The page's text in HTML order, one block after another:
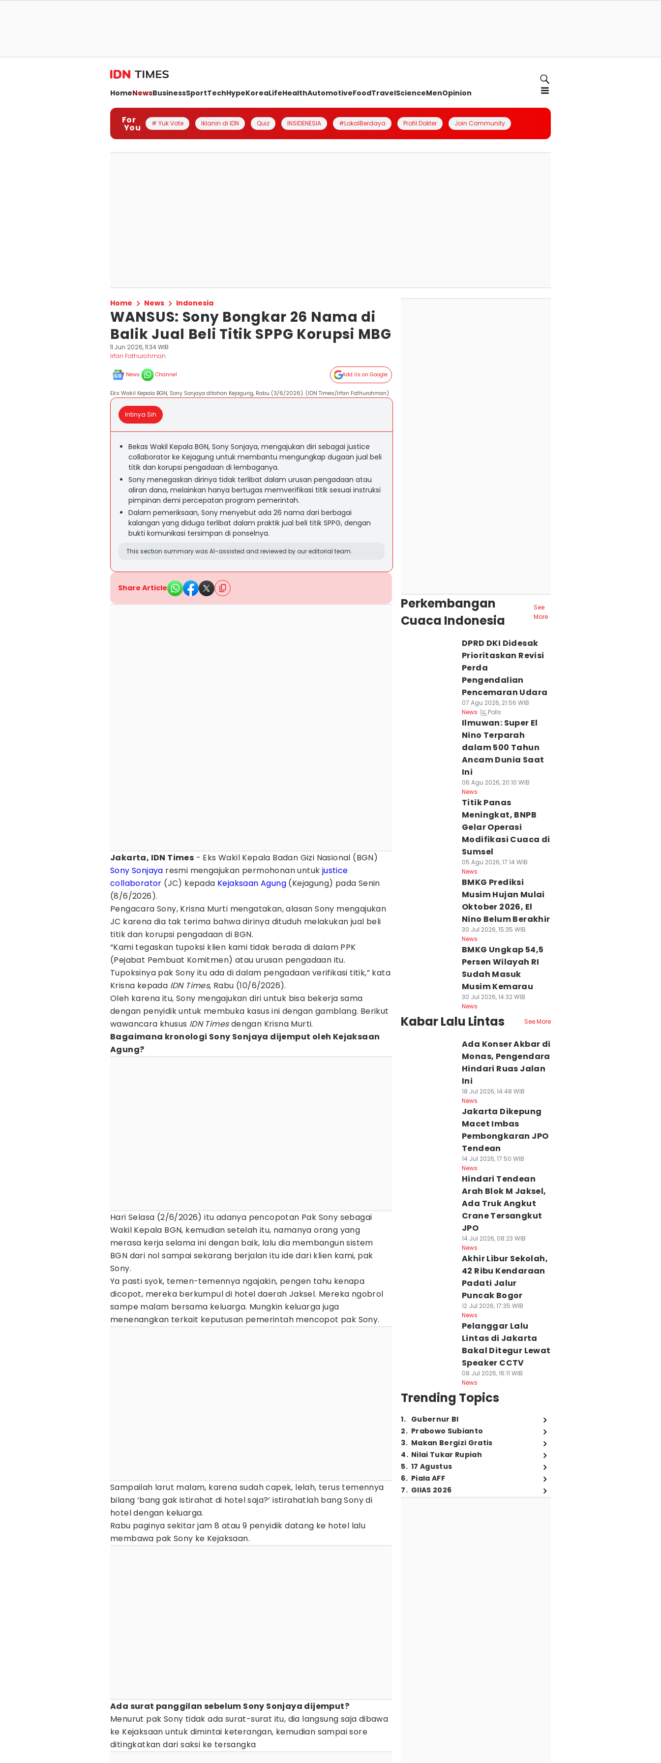
HomeNewsBusinessSportTechHypeKoreaLifeHealthAutomotiveFoodTravelScienceMenOpinion
For
You # Yuk Vote Iklanin di IDN Quiz INSIDENESIA #LokalBerdaya Profil Dokter Join Community
Home News Indonesia
WANSUS: Sony Bongkar 26 Nama di
Balik Jual Beli Titik SPPG Korupsi MBG
11 Jun 2026, 11:34 WIB
Irfan Fathurohman
News Channel Add Us on Google
Eks Wakil Kepala BGN, Sony Sonjaya ditahan Kejagung, Rabu (3/6/2026). (IDN Times/Irfan Fathurohman)
Intinya Sih
Bekas Wakil Kepala BGN, Sony Sonjaya, mengajukan diri sebagai justice
collaborator ke Kejagung untuk membantu mengungkap dugaan jual beli
titik dan korupsi pengadaan di lembaganya.
Sony menegaskan dirinya tidak terlibat dalam urusan pengadaan atau
aliran dana, melainkan hanya bertugas memverifikasi titik sesuai instruksi
pimpinan demi percepatan program pemerintah.
Dalam pemeriksaan, Sony menyebut ada 26 nama dari berbagai
kalangan yang diduga terlibat dalam praktik jual beli titik SPPG, dengan
bukti komunikasi tersimpan di ponselnya.
This section summary was AI-assisted and reviewed by our editorial team.
Share Article
Jakarta, IDN Times - Eks Wakil Kepala Badan Gizi Nasional (BGN)
Sony Sonjaya resmi mengajukan permohonan untuk justice
collaborator (JC) kepada Kejaksaan Agung (Kejagung) pada Senin
(8/6/2026).
Pengacara Sony, Krisna Murti mengatakan, alasan Sony mengajukan
JC karena dia tak terima bahwa dirinya dituduh melakukan jual beli
titik dan korupsi pengadaan di BGN.
“Kami tegaskan tupoksi klien kami tidak berada di dalam PPK
(Pejabat Pembuat Komitmen) atau urusan pengadaan itu.
Tupoksinya pak Sony itu ada di dalam pengadaan verifikasi titik,” kata
Krisna kepada IDN Times, Rabu (10/6/2026).
Oleh karena itu, Sony mengajukan diri untuk bisa bekerja sama
dengan penyidik untuk membuka kasus ini dengan gamblang. Berikut
wawancara khusus IDN Timesdengan Krisna Murti.
Bagaimana kronologi Sony Sonjaya dijemput oleh Kejaksaan
Agung?
Hari Selasa (2/6/2026) itu adanya pencopotan Pak Sony sebagai
Wakil Kepala BGN, kemudian setelah itu, namanya orang yang
merasa kerja selama ini dengan baik, lalu dia membangun sistem
BGN dari nol sampai sekarang berjalan itu ide dari klien kami, pak
Sony.
Ya pasti syok, temen-temennya ngajakin, pengen tahu kenapa
dicopot, mereka berkumpul di hotel daerah Jaksel. Mereka ngobrol
sampe malam bersama keluarga. Mungkin keluarga juga
menenangkan terkait keputusan pemerintah mencopot pak Sony.
Sampailah larut malam, karena sudah capek, lelah, terus temennya
bilang ‘bang gak istirahat di hotel saja?’ istirahatlah bang Sony di
hotel dengan keluarga.
Rabu paginya sekitar jam 8 atau 9 penyidik datang ke hotel lalu
membawa pak Sony ke Kejaksaan.
Ada surat panggilan sebelum Sony Sonjaya dijemput?
Menurut pak Sony tidak ada surat-surat itu, dia langsung saja dibawa
ke Kejaksaan untuk dimintai keterangan, kemudian sampai sore
ditingkatkan dari saksi ke tersangka
Perkembangan
Cuaca Indonesia
See
More
DPRD DKI Didesak
Prioritaskan Revisi
Perda
Pengendalian
Pencemaran Udara
07 Agu 2026, 21:56 WIB
News
Polls
Ilmuwan: Super El
Nino Terparah
dalam 500 Tahun
Ancam Dunia Saat
Ini
06 Agu 2026, 20:10 WIB
News
Titik Panas
Meningkat, BNPB
Gelar Operasi
Modifikasi Cuaca di
Sumsel
05 Agu 2026, 17:14 WIB
News
BMKG Prediksi
Musim Hujan Mulai
Oktober 2026, El
Nino Belum Berakhir
30 Jul 2026, 15:35 WIB
News
BMKG Ungkap 54,5
Persen Wilayah RI
Sudah Masuk
Musim Kemarau
30 Jul 2026, 14:32 WIB
News
Kabar Lalu Lintas See More
Ada Konser Akbar di
Monas, Pengendara
Hindari Ruas Jalan
Ini
18 Jul 2026, 14:48 WIB
News
Jakarta Dikepung
Macet Imbas
Pembongkaran JPO
Tendean
14 Jul 2026, 17:50 WIB
News
Hindari Tendean
Arah Blok M Jaksel,
Ada Truk Angkut
Crane Tersangkut
JPO
14 Jul 2026, 08:23 WIB
News
Akhir Libur Sekolah,
42 Ribu Kendaraan
Padati Jalur
Puncak Bogor
12 Jul 2026, 17:35 WIB
News
Pelanggar Lalu
Lintas di Jakarta
Bakal Ditegur Lewat
Speaker CCTV
08 Jul 2026, 16:11 WIB
News
Trending Topics
1. Gubernur BI
2. Prabowo Subianto
3. Makan Bergizi Gratis
4. Nilai Tukar Rupiah
5. 17 Agustus
6. Piala AFF
7. GIIAS 2026